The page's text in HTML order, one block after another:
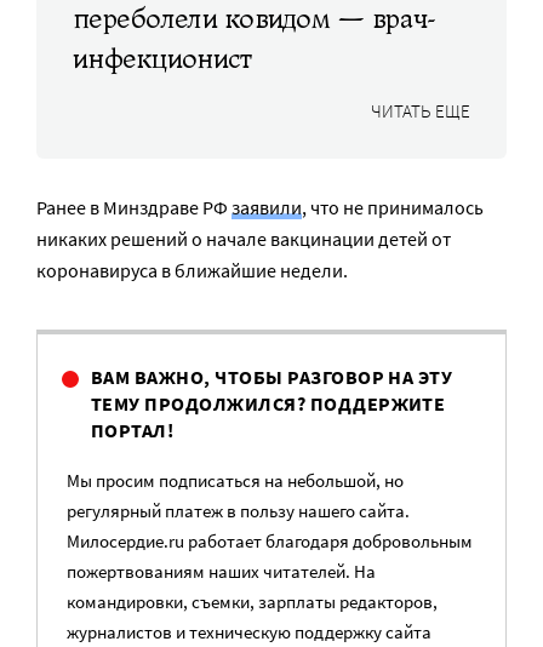
переболели ковидом — врач-
инфекционист
ЧИТАТЬ ЕЩЕ
Ранее в Минздраве РФ заявили, что не принималось
никаких решений о начале вакцинации детей от
коронавируса в ближайшие недели.
ВАМ ВАЖНО, ЧТОБЫ РАЗГОВОР НА ЭТУ
ТЕМУ ПРОДОЛЖИЛСЯ? ПОДДЕРЖИТЕ
ПОРТАЛ!
Мы просим подписаться на небольшой, но
регулярный платеж в пользу нашего сайта.
Милосердие.ru работает благодаря добровольным
пожертвованиям наших читателей. На
командировки, съемки, зарплаты редакторов,
журналистов и техническую поддержку сайта